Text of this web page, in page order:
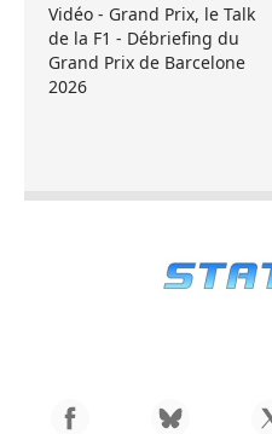
Vidéo - Grand Prix, le Talk
de la F1 - Débriefing du
Grand Prix de Barcelone
2026